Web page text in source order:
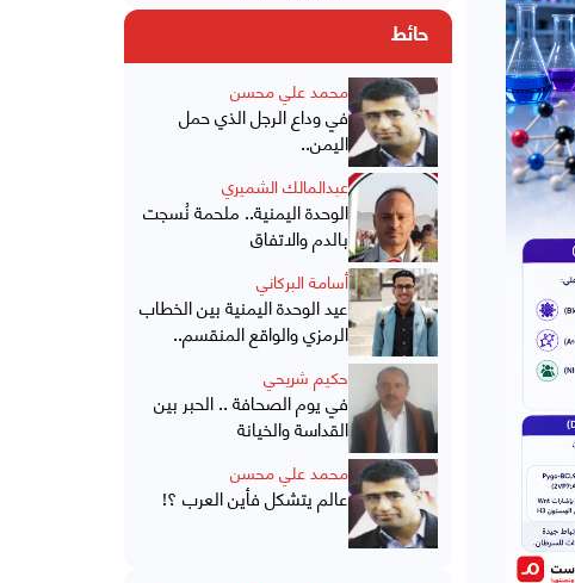
حائط
محمد علي محسن
في وداع الرجل الذي حمل
اليمن..
عبدالمالك الشميري
الوحدة اليمنية.. ملحمة نُسجت
بالدم والاتفاق
أسامة البركاني
عيد الوحدة اليمنية بين الخطاب
الرمزي والواقع المنقسم..
حكيم شريحي
في يوم الصحافة .. الحبر بين
القداسة والخيانة
محمد علي محسن
عالم يتشكل فأين العرب ؟!